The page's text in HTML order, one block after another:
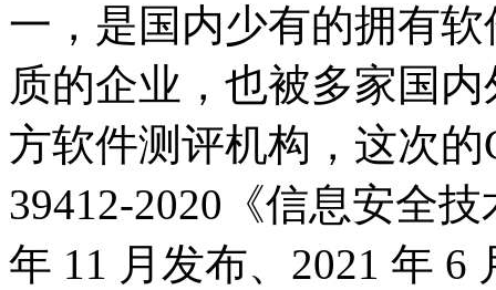
一，是国内少有的拥有
质的企业，也被多家国
方软件测评机构，这次
39412-2020《信息安全
年 11 月发布、2021 年